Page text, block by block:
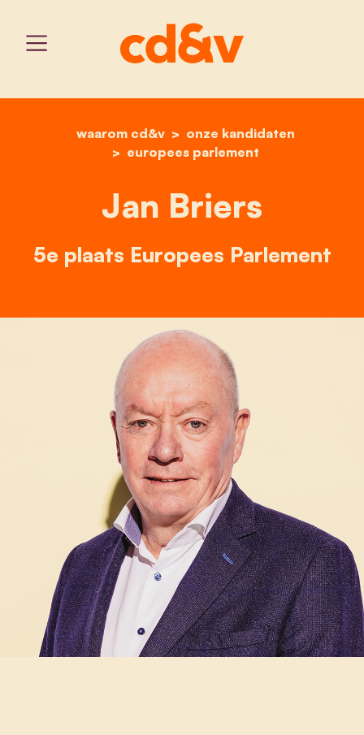
home
waarom cd&v
onze kandidaten
europees parlement
jan briers
Jan Briers
5e plaats Europees Parlement